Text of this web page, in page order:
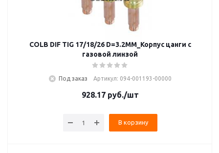
COLB DIF TIG 17/18/26 D=3.2MM_Корпус цанги с
газовой линзой
Под заказ Артикул: 094-001193-00000
928.17руб./шт
В корзину